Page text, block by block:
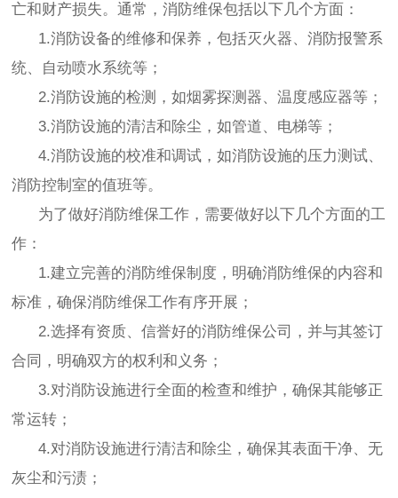
亡和财产损失。通常，消防维保包括以下几个方面：
1.消防设备的维修和保养，包括灭火器、消防报警系
统、自动喷水系统等；
2.消防设施的检测，如烟雾探测器、温度感应器等；
3.消防设施的清洁和除尘，如管道、电梯等；
4.消防设施的校准和调试，如消防设施的压力测试、
消防控制室的值班等。
为了做好消防维保工作，需要做好以下几个方面的工
作：
1.建立完善的消防维保制度，明确消防维保的内容和
标准，确保消防维保工作有序开展；
2.选择有资质、信誉好的消防维保公司，并与其签订
合同，明确双方的权利和义务；
3.对消防设施进行全面的检查和维护，确保其能够正
常运转；
4.对消防设施进行清洁和除尘，确保其表面干净、无
灰尘和污渍；